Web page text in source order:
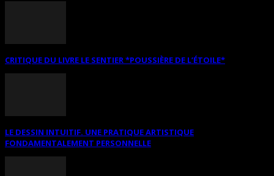
CRITIQUE DU LIVRE LE SENTIER *POUSSIÈRE DE L’ÉTOILE*
LE DESSIN INTUITIF. UNE PRATIQUE ARTISTIQUE
FONDAMENTALEMENT PERSONNELLE